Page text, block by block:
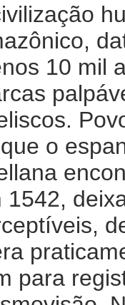
10 mil
o
1542,
para